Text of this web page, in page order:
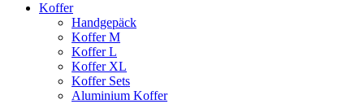
Koffer
Handgepäck
Koffer M
Koffer L
Koffer XL
Koffer Sets
Aluminium Koffer